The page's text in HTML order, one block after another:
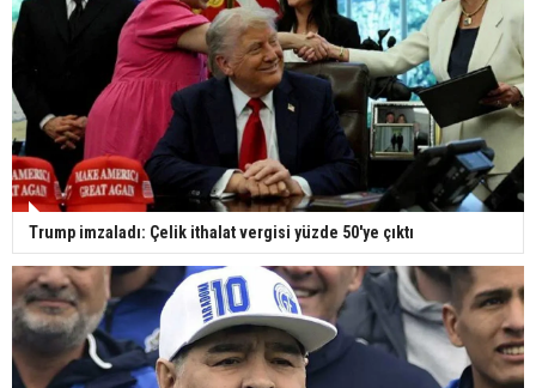
Trump imzaladı: Çelik ithalat vergisi yüzde 50'ye çıktı